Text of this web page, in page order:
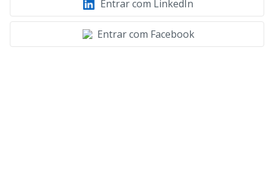
Entrar com LinkedIn
Entrar com Facebook